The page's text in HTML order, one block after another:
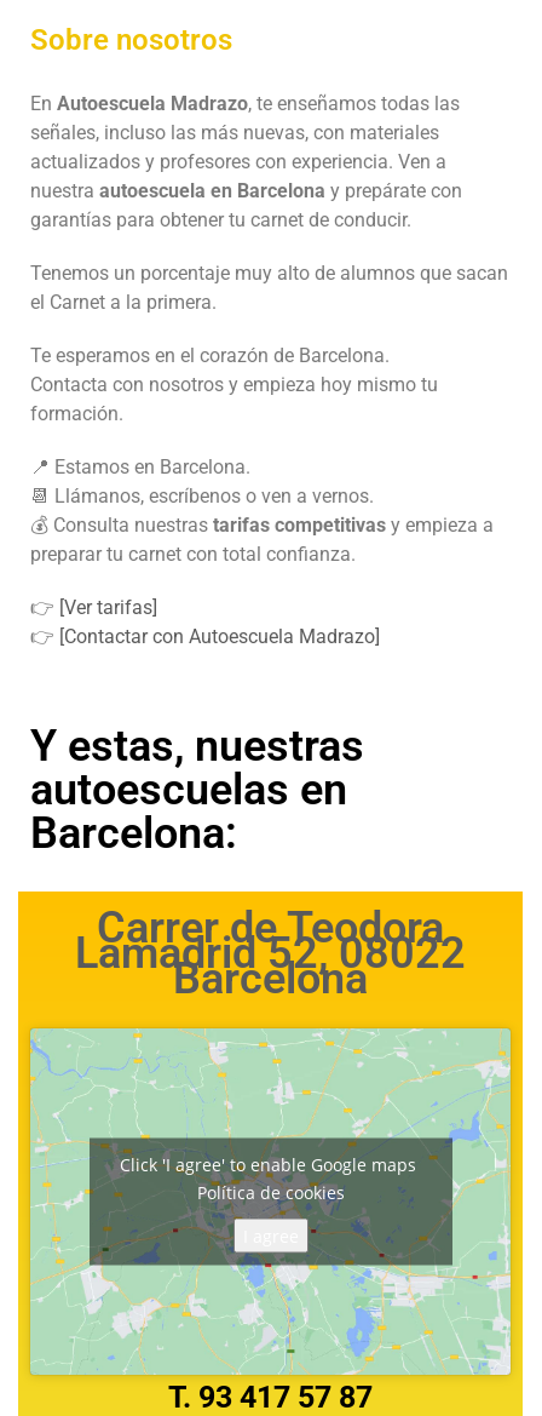
Sobre nosotros
En Autoescuela Madrazo, te enseñamos todas las
señales, incluso las más nuevas, con materiales
actualizados y profesores con experiencia. Ven a
nuestra autoescuela en Barcelona y prepárate con
garantías para obtener tu carnet de conducir.
Tenemos un porcentaje muy alto de alumnos que sacan
el Carnet a la primera.
Te esperamos en el corazón de Barcelona.
Contacta con nosotros y empieza hoy mismo tu
formación.
📍 Estamos en Barcelona.
📆 Llámanos, escríbenos o ven a vernos.
💰 Consulta nuestras tarifas competitivas y empieza a
preparar tu carnet con total confianza.
👉 [Ver tarifas]
👉 [Contactar con Autoescuela Madrazo]
Y estas, nuestras
autoescuelas en
Barcelona:
Carrer de Teodora
Lamadrid 52, 08022
Barcelona
Click 'I agree' to enable Google maps
Política de cookies
T. 93 417 57 87